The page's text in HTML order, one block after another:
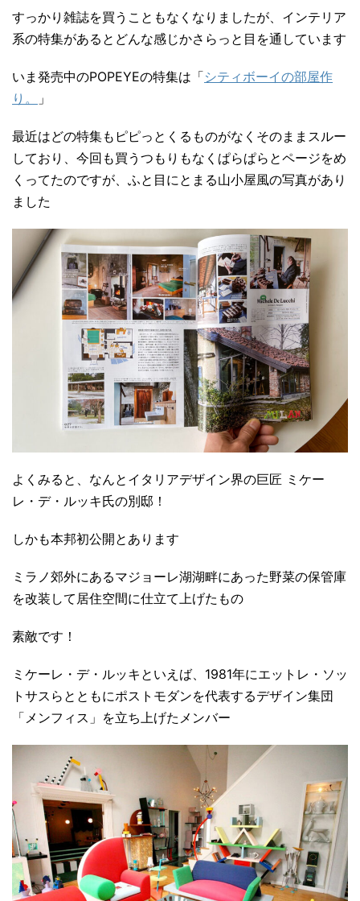
すっかり雑誌を買うこともなくなりましたが、インテリア
系の特集があるとどんな感じかさらっと目を通しています
いま発売中のPOPEYEの特集は「シティボーイの部屋作
り。
」
最近はどの特集もピピっとくるものがなくそのままスルー
しており、今回も買うつもりもなくぱらぱらとページをめ
くってたのですが、ふと目にとまる山小屋風の写真があり
ました
よくみると、なんとイタリアデザイン界の巨匠 ミケー
レ・デ・ルッキ氏の別邸！
しかも本邦初公開とあります
ミラノ郊外にあるマジョーレ湖湖畔にあった野菜の保管庫
を改装して居住空間に仕立て上げたもの
素敵です！
ミケーレ・デ・ルッキといえば、1981年にエットレ・ソッ
トサスらとともにポストモダンを代表するデザイン集団
「メンフィス」を立ち上げたメンバー